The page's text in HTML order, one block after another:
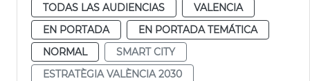
TODAS LAS AUDIENCIAS
VALENCIA
EN PORTADA
EN PORTADA TEMÁTICA
NORMAL
SMART CITY
ESTRATÈGIA VALÈNCIA 2030